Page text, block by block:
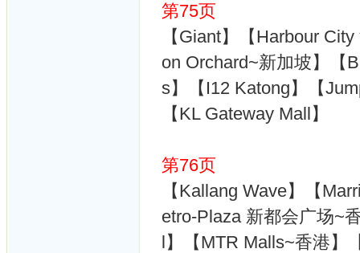
第75页
【Giant】【Harbour
on Orchard~新加坡】【
s】【I12 Katong】【
【KL Gateway Mall】
第76页
【Kallang Wave】【
etro-Plaza 新都会广场~
l】【MTR Malls~香港】